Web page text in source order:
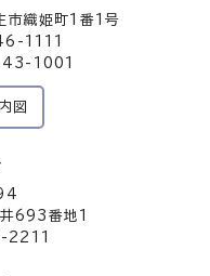
織姫町1番1号
1111
43-1001
図
693番地1
2211